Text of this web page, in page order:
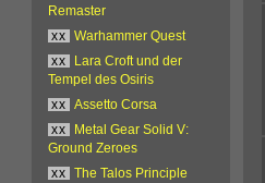
Remaster
xx
Warhammer Quest
xx
Lara Croft und der
Tempel des Osiris
xx
Assetto Corsa
xx
Metal Gear Solid V:
Ground Zeroes
xx
The Talos Principle